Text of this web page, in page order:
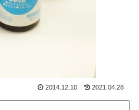
2014.12.10 2021.04.28